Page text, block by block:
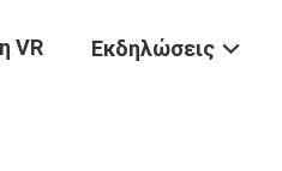
VR Εκδηλώσεις